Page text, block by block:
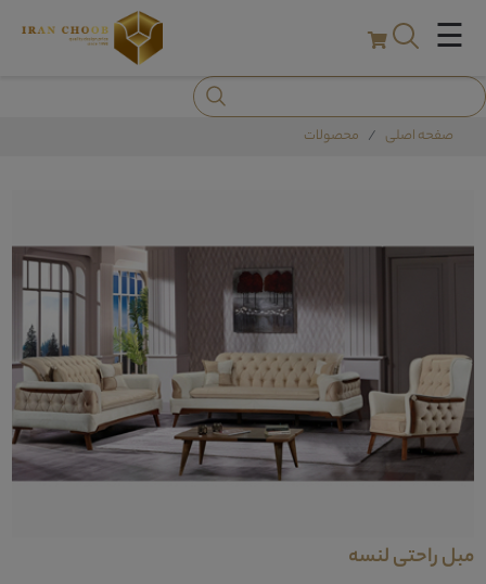
☰
صفحه اصلی محصولات
مبل راحتی لنسه